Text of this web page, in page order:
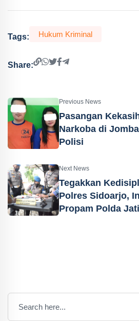
Tags: Hukum Kriminal
Share:
Previous News
Pasangan
Narkoba di
Polisi
Next News
Tegakkan
Polres Sidoarjo,
Propam Polda